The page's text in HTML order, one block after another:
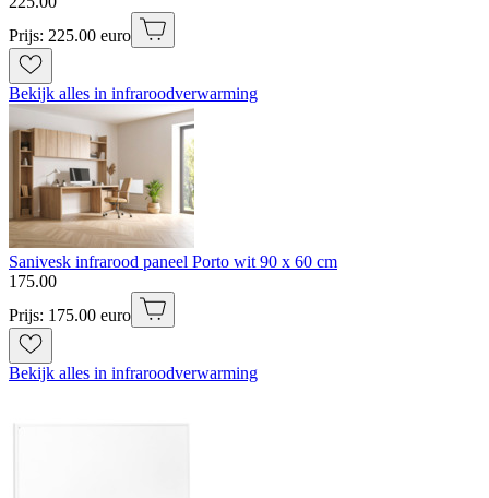
Prijs: 225.00 euro
Bekijk alles in infraroodverwarming
Sanivesk infrarood paneel Porto wit 90 x 60 cm
175.00
Prijs: 175.00 euro
Bekijk alles in infraroodverwarming